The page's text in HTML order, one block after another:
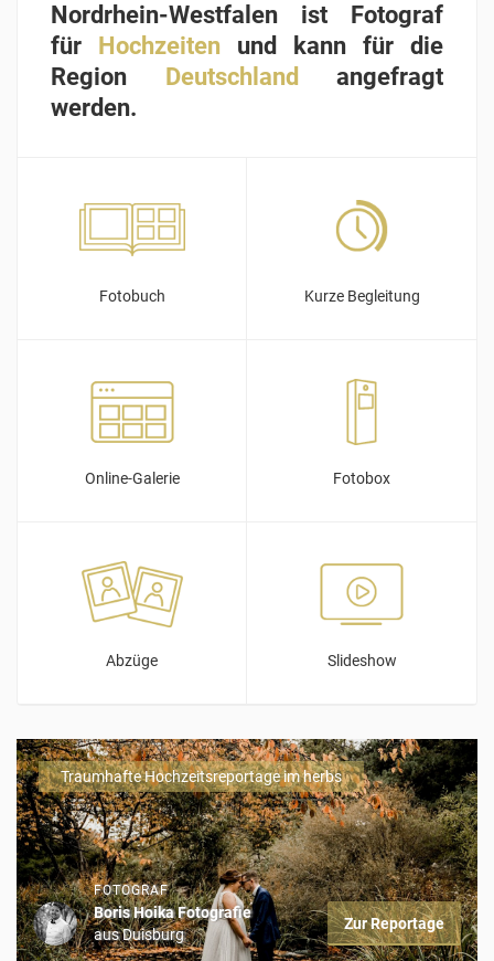
Nordrhein-Westfalen ist Fotograf
für
Hochzeiten und kann für die
Region
Deutschland angefragt
werden.
Fotobuch Kurze Begleitung
Online-Galerie Fotobox
Abzüge Slideshow
Traumhafte Hochzeitsreportage im herbs
Zur Reportage
FOTOGRAF
Boris Hoika Fotografie
aus Duisburg